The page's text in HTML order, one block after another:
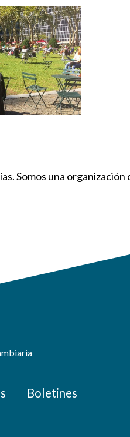
Somos una
Boletines